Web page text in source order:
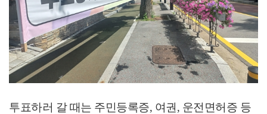
투표하러 갈 때는 주민등록증, 여권, 운전면허증 등